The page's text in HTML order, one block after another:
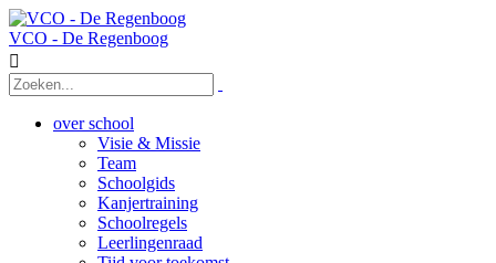
VCO - De Regenboog

over school
Visie & Missie
Team
Schoolgids
Kanjertraining
Schoolregels
Leerlingenraad